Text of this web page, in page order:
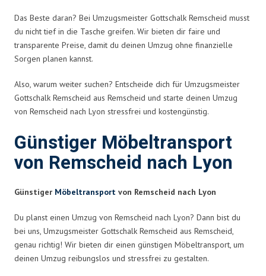
Das Beste daran? Bei Umzugsmeister Gottschalk Remscheid musst
du nicht tief in die Tasche greifen. Wir bieten dir faire und
transparente Preise, damit du deinen Umzug ohne finanzielle
Sorgen planen kannst.
Also, warum weiter suchen? Entscheide dich für Umzugsmeister
Gottschalk Remscheid aus Remscheid und starte deinen Umzug
von Remscheid nach Lyon stressfrei und kostengünstig.
Günstiger Möbeltransport
von Remscheid nach Lyon
Günstiger Möbeltransport von Remscheid nach Lyon
Du planst einen Umzug von Remscheid nach Lyon? Dann bist du
bei uns, Umzugsmeister Gottschalk Remscheid aus Remscheid,
genau richtig! Wir bieten dir einen günstigen Möbeltransport, um
deinen Umzug reibungslos und stressfrei zu gestalten.